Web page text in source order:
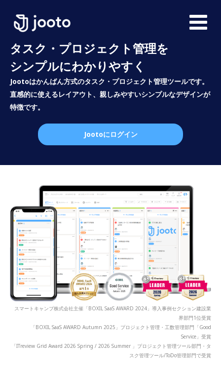
タスク・プロジェクト管理を
シンプルにわかりやすく
Jootoはかんばん方式のタスク・プロジェクト管理ツールです。
直感的に使えるレイアウト、親しみやすいシンプルなデザインが
特徴です。
Jootoにログイン
スマートキャンプ株式会社主催「BOXIL SaaS AWARD 2024」導入事例セクション建設業
界部門1位受賞
「BOXIL SaaS AWARD Autumn 2025」プロジェクト管理・工数管理部門「Good
Service」受賞
「ITreview Grid Award 2026 Spring / 2026 Summer 」プロジェクト管理ツール部門・タ
スク管理ツール/ToDo管理部門で受賞